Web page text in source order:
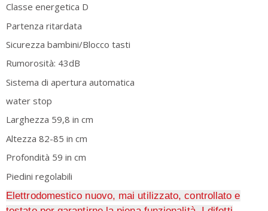
Classe energetica D
Partenza ritardata
Sicurezza bambini/Blocco tasti
Rumorosità: 43dB
Sistema di apertura automatica
water stop
Larghezza 59,8 in cm
Altezza 82-85 in cm
Profondità 59 in cm
Piedini regolabili
Elettrodomestico nuovo, mai utilizzato, controllato e